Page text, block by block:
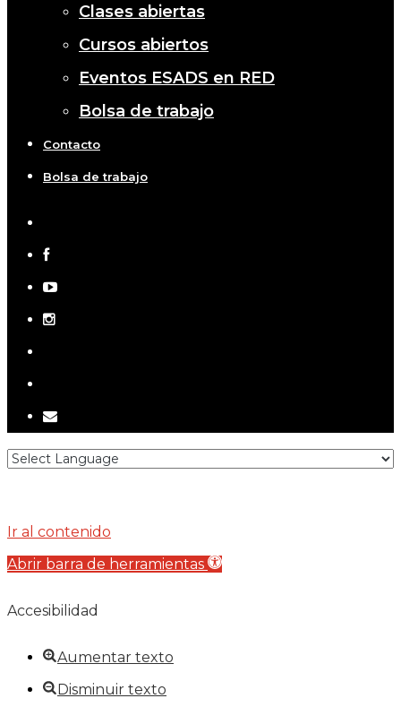
Clases abiertas
Cursos abiertos
Eventos ESADS en RED
Bolsa de trabajo
Contacto
Bolsa de trabajo
twitter
facebook
youtube
instagram
email
Ir al contenido
Abrir barra de herramientas
Accesibilidad
Aumentar texto
Disminuir texto